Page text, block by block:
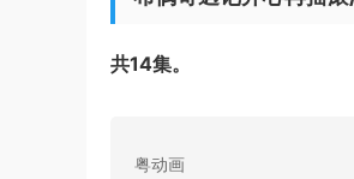
共14集。
粤动画